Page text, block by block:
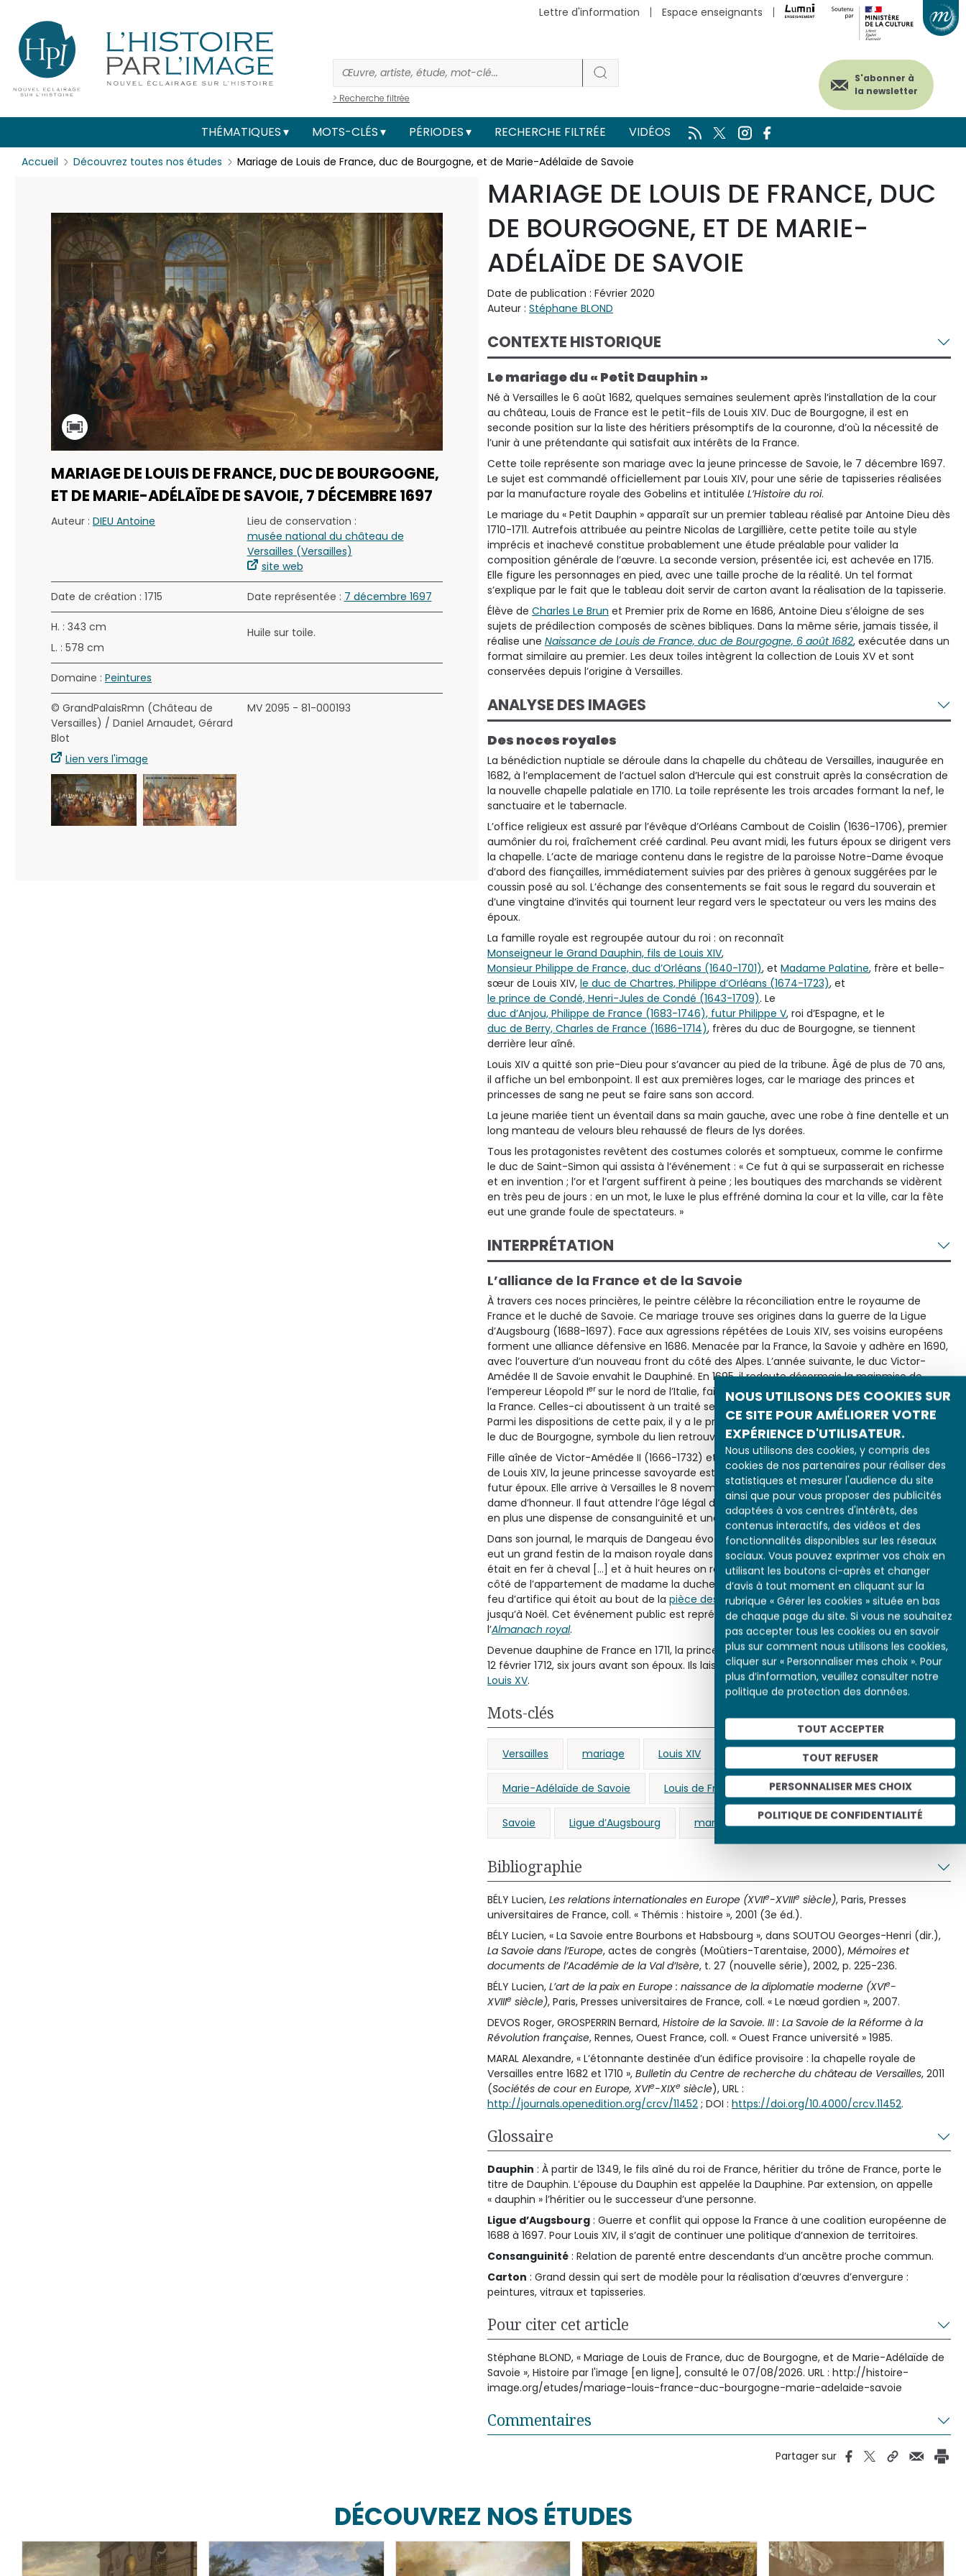
NOUS UTILISONS DES COOKIES SUR
CE SITE POUR AMÉLIORER VOTRE
EXPÉRIENCE D'UTILISATEUR.
Nous utilisons des cookies, y compris des
cookies de nos partenaires pour réaliser des
statistiques et mesurer l'audience du site
ainsi que pour vous proposer des publicités
adaptées à vos centres d'intérêts, des
contenus interactifs, des vidéos et des
fonctionnalités disponibles sur les réseaux
sociaux. Vous pouvez exprimer vos choix en
utilisant les boutons ci-après et changer
d’avis à tout moment en cliquant sur la
rubrique « Gérer les cookies » située en bas
de chaque page du site. Si vous ne souhaitez
pas accepter tous les cookies ou en savoir
plus sur comment nous utilisons les cookies,
cliquer sur « Personnaliser mes choix ». Pour
plus d’information, veuillez consulter notre
politique de protection des données.
TOUT ACCEPTER
TOUT REFUSER
PERSONNALISER MES CHOIX
POLITIQUE DE CONFIDENTIALITÉ
> Recherche filtrée
Menu
secondaire
(header)
Lettre d'information Espace enseignants
S'abonner à
la newsletter
Main
navigation
THÉMATIQUES MOTS-CLÉS PÉRIODES RECHERCHE FILTRÉE VIDÉOS
Accueil Découvrez toutes nos études Mariage de Louis de France, duc de Bourgogne, et de Marie-Adélaïde de Savoie
MARIAGE DE LOUIS DE FRANCE, DUC DE BOURGOGNE,
ET DE MARIE-ADÉLAÏDE DE SAVOIE, 7 DÉCEMBRE 1697
Auteur : DIEU Antoine
Lieu de conservation :
musée national du château de
Versailles (Versailles)
site web
Date de création : 1715 Date représentée : 7 décembre 1697
H. : 343 cm
L. : 578 cm
Huile sur toile.
Domaine : Peintures
© GrandPalaisRmn (Château de
Versailles) / Daniel Arnaudet, Gérard
Blot
Lien vers l'image
MV 2095 - 81-000193
MARIAGE DE LOUIS DE FRANCE, DUC
DE BOURGOGNE, ET DE MARIE-
ADÉLAÏDE DE SAVOIE
Date de publication : Février 2020
Auteur : Stéphane BLOND
CONTEXTE HISTORIQUE
Le mariage du « Petit Dauphin »
Né à Versailles le 6 août 1682, quelques semaines seulement après l’installation de la cour
au château, Louis de France est le petit-fils de Louis XIV. Duc de Bourgogne, il est en
seconde position sur la liste des héritiers présomptifs de la couronne, d’où la nécessité de
l’unir à une prétendante qui satisfait aux intérêts de la France.
Cette toile représente son mariage avec la jeune princesse de Savoie, le 7 décembre 1697.
Le sujet est commandé officiellement par Louis XIV, pour une série de tapisseries réalisées
par la manufacture royale des Gobelins et intitulée L’Histoire du roi.
Le mariage du « Petit Dauphin » apparaît sur un premier tableau réalisé par Antoine Dieu dès
1710-1711. Autrefois attribuée au peintre Nicolas de Largillière, cette petite toile au style
imprécis et inachevé constitue probablement une étude préalable pour valider la
composition générale de l’œuvre. La seconde version, présentée ici, est achevée en 1715.
Elle figure les personnages en pied, avec une taille proche de la réalité. Un tel format
s’explique par le fait que le tableau doit servir de carton avant la réalisation de la tapisserie.
Élève de Charles Le Brun et Premier prix de Rome en 1686, Antoine Dieu s’éloigne de ses
sujets de prédilection composés de scènes bibliques. Dans la même série, jamais tissée, il
réalise une Naissance de Louis de France, duc de Bourgogne, 6 août 1682, exécutée dans un
format similaire au premier. Les deux toiles intègrent la collection de Louis XV et sont
conservées depuis l’origine à Versailles.
ANALYSE DES IMAGES
Des noces royales
La bénédiction nuptiale se déroule dans la chapelle du château de Versailles, inaugurée en
1682, à l’emplacement de l’actuel salon d’Hercule qui est construit après la consécration de
la nouvelle chapelle palatiale en 1710. La toile représente les trois arcades formant la nef, le
sanctuaire et le tabernacle.
L’office religieux est assuré par l’évêque d’Orléans Cambout de Coislin (1636-1706), premier
aumônier du roi, fraîchement créé cardinal. Peu avant midi, les futurs époux se dirigent vers
la chapelle. L’acte de mariage contenu dans le registre de la paroisse Notre-Dame évoque
d’abord des fiançailles, immédiatement suivies par des prières à genoux suggérées par le
coussin posé au sol. L’échange des consentements se fait sous le regard du souverain et
d’une vingtaine d’invités qui tournent leur regard vers le spectateur ou vers les mains des
époux.
La famille royale est regroupée autour du roi : on reconnaît
Monseigneur le Grand Dauphin, fils de Louis XIV,
Monsieur Philippe de France, duc d’Orléans (1640-1701), et Madame Palatine, frère et belle-
sœur de Louis XIV, le duc de Chartres, Philippe d’Orléans (1674-1723), et
le prince de Condé, Henri-Jules de Condé (1643-1709). Le
duc d’Anjou, Philippe de France (1683-1746), futur Philippe V, roi d’Espagne, et le
duc de Berry, Charles de France (1686-1714), frères du duc de Bourgogne, se tiennent
derrière leur aîné.
Louis XIV a quitté son prie-Dieu pour s’avancer au pied de la tribune. Âgé de plus de 70 ans,
il affiche un bel embonpoint. Il est aux premières loges, car le mariage des princes et
princesses de sang ne peut se faire sans son accord.
La jeune mariée tient un éventail dans sa main gauche, avec une robe à fine dentelle et un
long manteau de velours bleu rehaussé de fleurs de lys dorées.
Tous les protagonistes revêtent des costumes colorés et somptueux, comme le confirme
le duc de Saint-Simon qui assista à l’événement : « Ce fut à qui se surpasserait en richesse
et en invention ; l’or et l’argent suffirent à peine ; les boutiques des marchands se vidèrent
en très peu de jours : en un mot, le luxe le plus effréné domina la cour et la ville, car la fête
eut une grande foule de spectateurs. »
INTERPRÉTATION
L’alliance de la France et de la Savoie
À travers ces noces princières, le peintre célèbre la réconciliation entre le royaume de
France et le duché de Savoie. Ce mariage trouve ses origines dans la guerre de la Ligue
d’Augsbourg (1688-1697). Face aux agressions répétées de Louis XIV, ses voisins européens
forment une alliance défensive en 1686. Menacée par la France, la Savoie y adhère en 1690,
avec l’ouverture d’un nouveau front du côté des Alpes. L’année suivante, le duc Victor-
Amédée II de Savoie envahit le Dauphiné. En 1695, il redoute désormais la mainmise de
l’empereur Léopold Ier sur le nord de l’Italie, fait volte-face et engage des négociations avec
la France. Celles-ci aboutissent à un traité secret signé à Turin, officialisé le 29 août 1696.
Parmi les dispositions de cette paix, il y a le projet d’union entre Marie-Adélaïde de Savoie et
le duc de Bourgogne, symbole du lien retrouvé entre les deux maisons.
Fille aînée de Victor-Amédée II (1666-1732) et d’Anne-Marie d’Orléans (1669-1728), la nièce
de Louis XIV, la jeune princesse savoyarde est née le 6 décembre 1685, trois ans après son
futur époux. Elle arrive à Versailles le 8 novembre 1696 et la duchesse du Lude devient sa
dame d’honneur. Il faut attendre l’âge légal de 12 ans pour que le mariage soit célébré, avec
en plus une dispense de consanguinité et une dispense du temps de l’Avent.
Dans son journal, le marquis de Dangeau évoque la suite des festivités : « Après la messe il y
eut un grand festin de la maison royale dans la salle de la duchesse de Bourgogne ; la table
était en fer à cheval […] et à huit heures on revint dans le salon au bout de la galerie, du
côté de l’appartement de madame la duchesse de Bourgogne, d’où l’on vit un magnifique
feu d’artifice qui étoit au bout de la pièce des Suisses. » Des bals et un opéra se succèdent
jusqu’à Noël. Cet événement public est représenté sur plusieurs gravures, notamment dans
l’Almanach royal.
Devenue dauphine de France en 1711, la princesse meurt d’une épidémie de rougeole le
12 février 1712, six jours avant son époux. Ils laissent deux fils à la France, dont le futur
Louis XV.
Mots-clés
Versailles mariage Louis XIV Saint-Simon (Louis de Rouvroy)
Marie-Adélaïde de Savoie Louis de France (duc de Bourgogne) Dauphin
Savoie Ligue d’Augsbourg manufacture des Gobelins Louis XV
Bibliographie
BÉLY Lucien, Les relations internationales en Europe (XVIIe-XVIIIe siècle), Paris, Presses
universitaires de France, coll. « Thémis : histoire », 2001 (3e éd.).
BÉLY Lucien, « La Savoie entre Bourbons et Habsbourg », dans SOUTOU Georges-Henri (dir.),
La Savoie dans l’Europe, actes de congrès (Moûtiers-Tarentaise, 2000), Mémoires et
documents de l’Académie de la Val d’Isère, t. 27 (nouvelle série), 2002, p. 225-236.
BÉLY Lucien, L’art de la paix en Europe : naissance de la diplomatie moderne (XVIe-
XVIIIe siècle), Paris, Presses universitaires de France, coll. « Le nœud gordien », 2007.
DEVOS Roger, GROSPERRIN Bernard, Histoire de la Savoie. III : La Savoie de la Réforme à la
Révolution française, Rennes, Ouest France, coll. « Ouest France université » 1985.
MARAL Alexandre, « L’étonnante destinée d’un édifice provisoire : la chapelle royale de
Versailles entre 1682 et 1710 », Bulletin du Centre de recherche du château de Versailles, 2011
(Sociétés de cour en Europe, XVIe-XIXe siècle), URL :
http://journals.openedition.org/crcv/11452 ; DOI : https://doi.org/10.4000/crcv.11452.
Glossaire
Dauphin : À partir de 1349, le fils aîné du roi de France, héritier du trône de France, porte le
titre de Dauphin. L’épouse du Dauphin est appelée la Dauphine. Par extension, on appelle
« dauphin » l’héritier ou le successeur d’une personne.
Ligue d’Augsbourg : Guerre et conflit qui oppose la France à une coalition européenne de
1688 à 1697. Pour Louis XIV, il s’agit de continuer une politique d’annexion de territoires.
Consanguinité : Relation de parenté entre descendants d’un ancêtre proche commun.
Carton : Grand dessin qui sert de modèle pour la réalisation d’œuvres d’envergure :
peintures, vitraux et tapisseries.
Pour citer cet article
Stéphane BLOND, « Mariage de Louis de France, duc de Bourgogne, et de Marie-Adélaïde de
Savoie », Histoire par l'image [en ligne], consulté le 07/08/2026. URL : http://histoire-
image.org/etudes/mariage-louis-france-duc-bourgogne-marie-adelaide-savoie
Commentaires
Partager sur
DÉCOUVREZ NOS ÉTUDES